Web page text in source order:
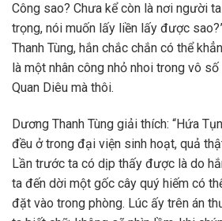
Công sao? Chưa kể còn là nơi người
trọng, nói muốn lấy liền lấy được
Thanh Tùng, hắn chắc chắn có thể
là một nhân công nhỏ nhoi trong vô
Quan Diêu mà thôi.
Dương Thanh Tùng giải thích: “Hứa
đều ở trong đại viện sinh hoạt, quả
Lần trước ta có dịp thấy được là do
ta đến dời một gốc cây quý hiếm có
đặt vào trong phòng. Lúc ấy trên án